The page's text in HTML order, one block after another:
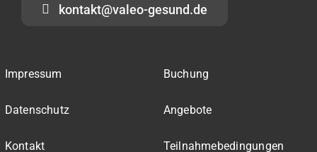
kontakt@valeo-gesund.de
Impressum
Datenschutz
Kontakt
Buchung
Angebote
Teilnahmebedingungen